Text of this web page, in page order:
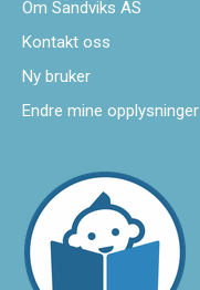
Om Sandviks AS
Kontakt oss
Ny bruker
Endre mine opplysninger